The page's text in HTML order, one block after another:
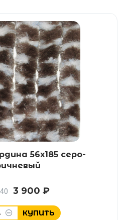
56х185 серо-
3 900 ₽
КУПИТЬ